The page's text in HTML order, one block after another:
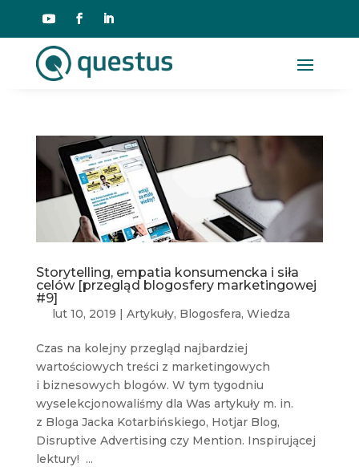
Storytelling, empatia konsumencka i siła
celów [przegląd blogosfery marketingowej
#9]
lut 10, 2019 | Artykuły, Blogosfera, Wiedza
Czas na kolejny przegląd najbardziej
wartościowych treści z marketingowych
i biznesowych blogów. W tym tygodniu
wyselekcjonowaliśmy dla Was artykuły m. in.
z Bloga Jacka Kotarbińskiego, Hotjar Blog,
Disruptive Advertising czy Mention. Inspirującej
lektury! ...